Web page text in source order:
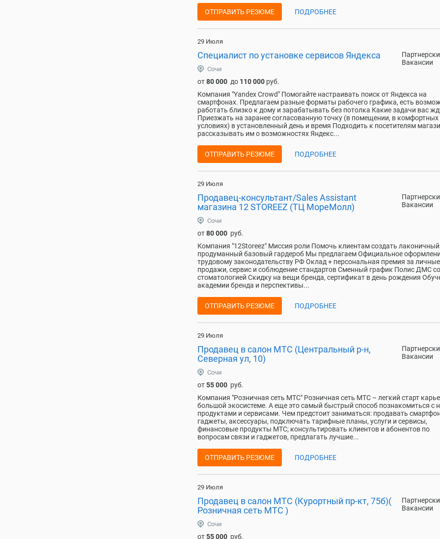
ОТПРАВИТЬ РЕЗЮМЕ ПОДРОБНЕЕ
29 Июля
Вакансии
Специалист по установке сервисов Яндекса
Сочи
от80 000 до 110 000 руб.
Компания "Yandex Crowd" Помогайте настраивать поиск от Яндекса на
смартфонах. Предлагаем разные форматы рабочего графика, есть
работать близко к дому и зарабатывать без потолка Какие задачи вас
Приезжать на заранее согласованную точку (в помещении, в комфортных
условиях) в установленный день и время Подходить к посетителям
рассказывать им о возможностях Яндекс...
ОТПРАВИТЬ РЕЗЮМЕ ПОДРОБНЕЕ
29 Июля
Вакансии
Продавец-консультант/Sales Assistant
магазина 12 STOREEZ (ТЦ МореМолл)
Сочи
от80 000 руб.
Компания "12Storeez" Миссия роли Помочь клиентам создать лаконичный
продуманный базовый гардероб Мы предлагаем Официальное
трудовому законодательству РФ Оклад + персональная премия за личные
продажи, сервис и соблюдение стандартов Сменный график Полис ДМС со
стоматологией Скидку на вещи бренда, сертификат в день рождения
академии бренда и перспективы...
ОТПРАВИТЬ РЕЗЮМЕ ПОДРОБНЕЕ
29 Июля
Вакансии
Продавец в салон МТС (Центральный р-н,
Северная ул, 10)
Сочи
от55 000 руб.
Компания "Розничная сеть МТС" Розничная сеть МТС – легкий старт
большой экосистеме. А еще это самый быстрый способ познакомиться с
продуктами и сервисами. Чем предстоит заниматься: продавать
гаджеты, аксессуары, подключать тарифные планы, услуги и сервисы,
финансовые продукты МТС; консультировать клиентов и абонентов по
вопросам связи и гаджетов, предлагать лучшие...
ОТПРАВИТЬ РЕЗЮМЕ ПОДРОБНЕЕ
29 Июля
Вакансии
Продавец в салон МТС (Курортный пр-кт, 75б)(
Розничная сеть МТС )
Сочи
от55 000 руб.